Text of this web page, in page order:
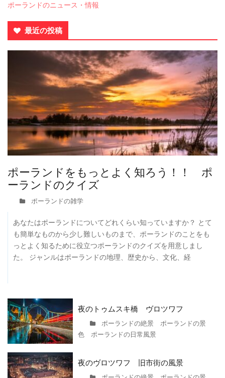
ポーランドのニュース・情報
最近の投稿
ポーランドをもっとよく知ろう！！ ポ
ーランドのクイズ
ポーランドの雑学
あなたはポーランドについてどれくらい知っていますか？ とて
も簡単なものから少し難しいものまで、ポーランドのことをも
っとよく知るために役立つポーランドのクイズを用意しまし
た。 ジャンルはポーランドの地理、歴史から、文化、経
夜のトゥムスキ橋 ヴロツワフ
ポーランドの絶景 ポーランドの景
色 ポーランドの日常風景
夜のヴロツワフ 旧市街の風景